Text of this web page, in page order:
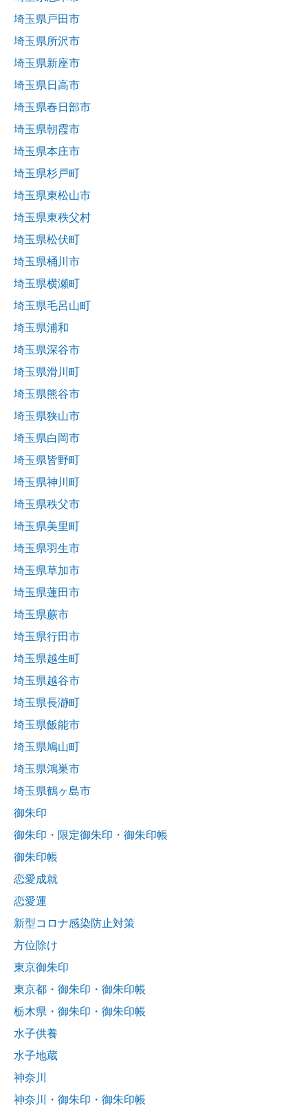
埼玉県戸田市
埼玉県所沢市
埼玉県新座市
埼玉県日高市
埼玉県春日部市
埼玉県朝霞市
埼玉県本庄市
埼玉県杉戸町
埼玉県東松山市
埼玉県東秩父村
埼玉県松伏町
埼玉県桶川市
埼玉県横瀬町
埼玉県毛呂山町
埼玉県浦和
埼玉県深谷市
埼玉県滑川町
埼玉県熊谷市
埼玉県狭山市
埼玉県白岡市
埼玉県皆野町
埼玉県神川町
埼玉県秩父市
埼玉県美里町
埼玉県羽生市
埼玉県草加市
埼玉県蓮田市
埼玉県蕨市
埼玉県行田市
埼玉県越生町
埼玉県越谷市
埼玉県長瀞町
埼玉県飯能市
埼玉県鳩山町
埼玉県鴻巣市
埼玉県鶴ヶ島市
御朱印
御朱印・限定御朱印・御朱印帳
御朱印帳
恋愛成就
恋愛運
新型コロナ感染防止対策
方位除け
東京御朱印
東京都・御朱印・御朱印帳
栃木県・御朱印・御朱印帳
水子供養
水子地蔵
神奈川
神奈川・御朱印・御朱印帳